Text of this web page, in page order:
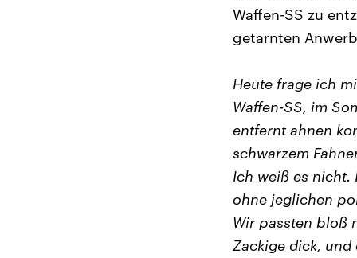
Waffen-SS zu
getarnten
Heute frage ich
Waffen-SS, im
entfernt ahnen
schwarzem
Ich weiß es nicht.
ohne jeglichen
Wir passten bloß
Zackige dick, und